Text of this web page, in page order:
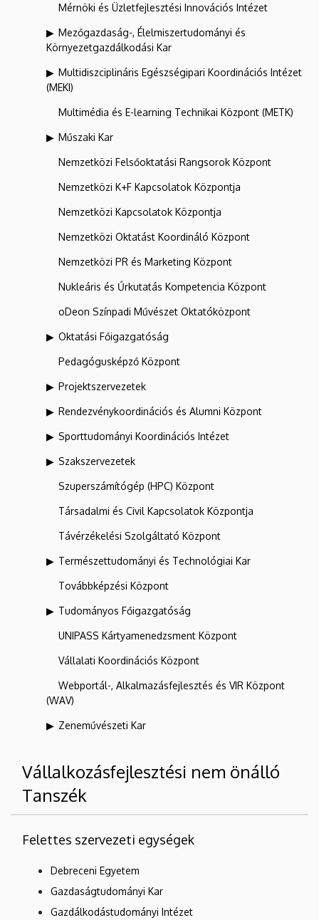
Mérnöki és Üzletfejlesztési Innovációs Intézet
Mezőgazdaság-, Élelmiszertudományi és
Környezetgazdálkodási Kar
Multidiszciplináris Egészségipari Koordinációs Intézet
(MEKI)
Multimédia és E-learning Technikai Központ (METK)
Műszaki Kar
Nemzetközi Felsőoktatási Rangsorok Központ
Nemzetközi K+F Kapcsolatok Központja
Nemzetközi Kapcsolatok Központja
Nemzetközi Oktatást Koordináló Központ
Nemzetközi PR és Marketing Központ
Nukleáris és Űrkutatás Kompetencia Központ
oDeon Színpadi Művészet Oktatóközpont
Oktatási Főigazgatóság
Pedagógusképző Központ
Projektszervezetek
Rendezvénykoordinációs és Alumni Központ
Sporttudományi Koordinációs Intézet
Szakszervezetek
Szuperszámítógép (HPC) Központ
Társadalmi és Civil Kapcsolatok Központja
Távérzékelési Szolgáltató Központ
Természettudományi és Technológiai Kar
Továbbképzési Központ
Tudományos Főigazgatóság
UNIPASS Kártyamenedzsment Központ
Vállalati Koordinációs Központ
Webportál-, Alkalmazásfejlesztés és VIR Központ
(WAV)
Zeneművészeti Kar
Vállalkozásfejlesztési nem önálló
Tanszék
Felettes szervezeti egységek
Debreceni Egyetem
Gazdaságtudományi Kar
Gazdálkodástudományi Intézet